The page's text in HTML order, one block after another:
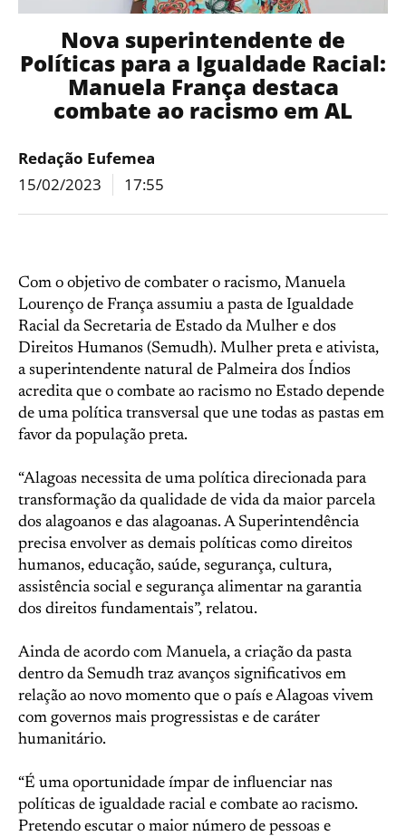
Nova superintendente de
Políticas para a Igualdade Racial:
Manuela França destaca
combate ao racismo em AL
Redação Eufemea
15/02/2023
17:55
Com o objetivo de combater o racismo, Manuela
Lourenço de França assumiu a pasta de Igualdade
Racial da Secretaria de Estado da Mulher e dos
Direitos Humanos (Semudh). Mulher preta e ativista,
a superintendente natural de Palmeira dos Índios
acredita que o combate ao racismo no Estado depende
de uma política transversal que une todas as pastas em
favor da população preta.
“Alagoas necessita de uma política direcionada para
transformação da qualidade de vida da maior parcela
dos alagoanos e das alagoanas. A Superintendência
precisa envolver as demais políticas como direitos
humanos, educação, saúde, segurança, cultura,
assistência social e segurança alimentar na garantia
dos direitos fundamentais”, relatou.
Ainda de acordo com Manuela, a criação da pasta
dentro da Semudh traz avanços significativos em
relação ao novo momento que o país e Alagoas vivem
com governos mais progressistas e de caráter
humanitário.
“É uma oportunidade ímpar de influenciar nas
políticas de igualdade racial e combate ao racismo.
Pretendo escutar o maior número de pessoas e